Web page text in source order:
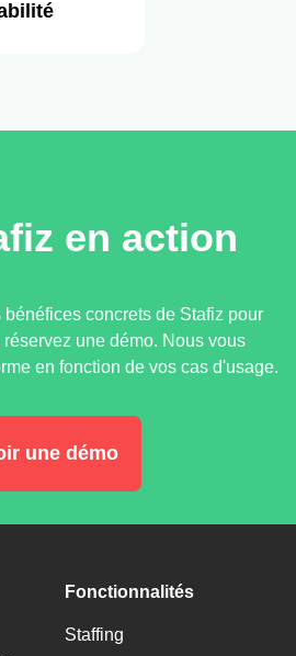
en action
concrets de Stafiz pour
une démo. Nous vous
en fonction de vos cas d'usage.
une démo
Fonctionnalités
Staffing